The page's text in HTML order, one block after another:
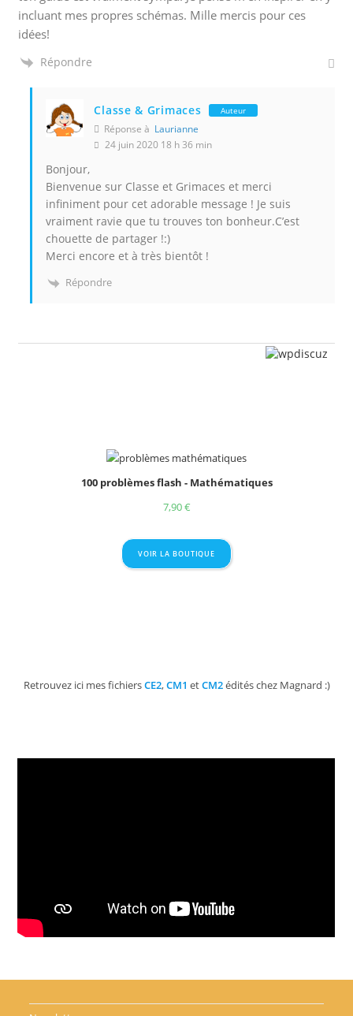
incluant mes propres schémas. Mille mercis pour ces
idées!
Répondre
Classe & Grimaces Auteur
Réponse à Laurianne
24 juin 2020 18 h 36 min
Bonjour,
Bienvenue sur Classe et Grimaces et merci
infiniment pour cet adorable message ! Je suis
vraiment ravie que tu trouves ton bonheur.C’est
chouette de partager !:)
Merci encore et à très bientôt !
Répondre
100 problèmes flash - Mathématiques
7,90€
VOIR LA BOUTIQUE
Retrouvez ici mes fichiersCE2,CM1 etCM2édités chez Magnard :)